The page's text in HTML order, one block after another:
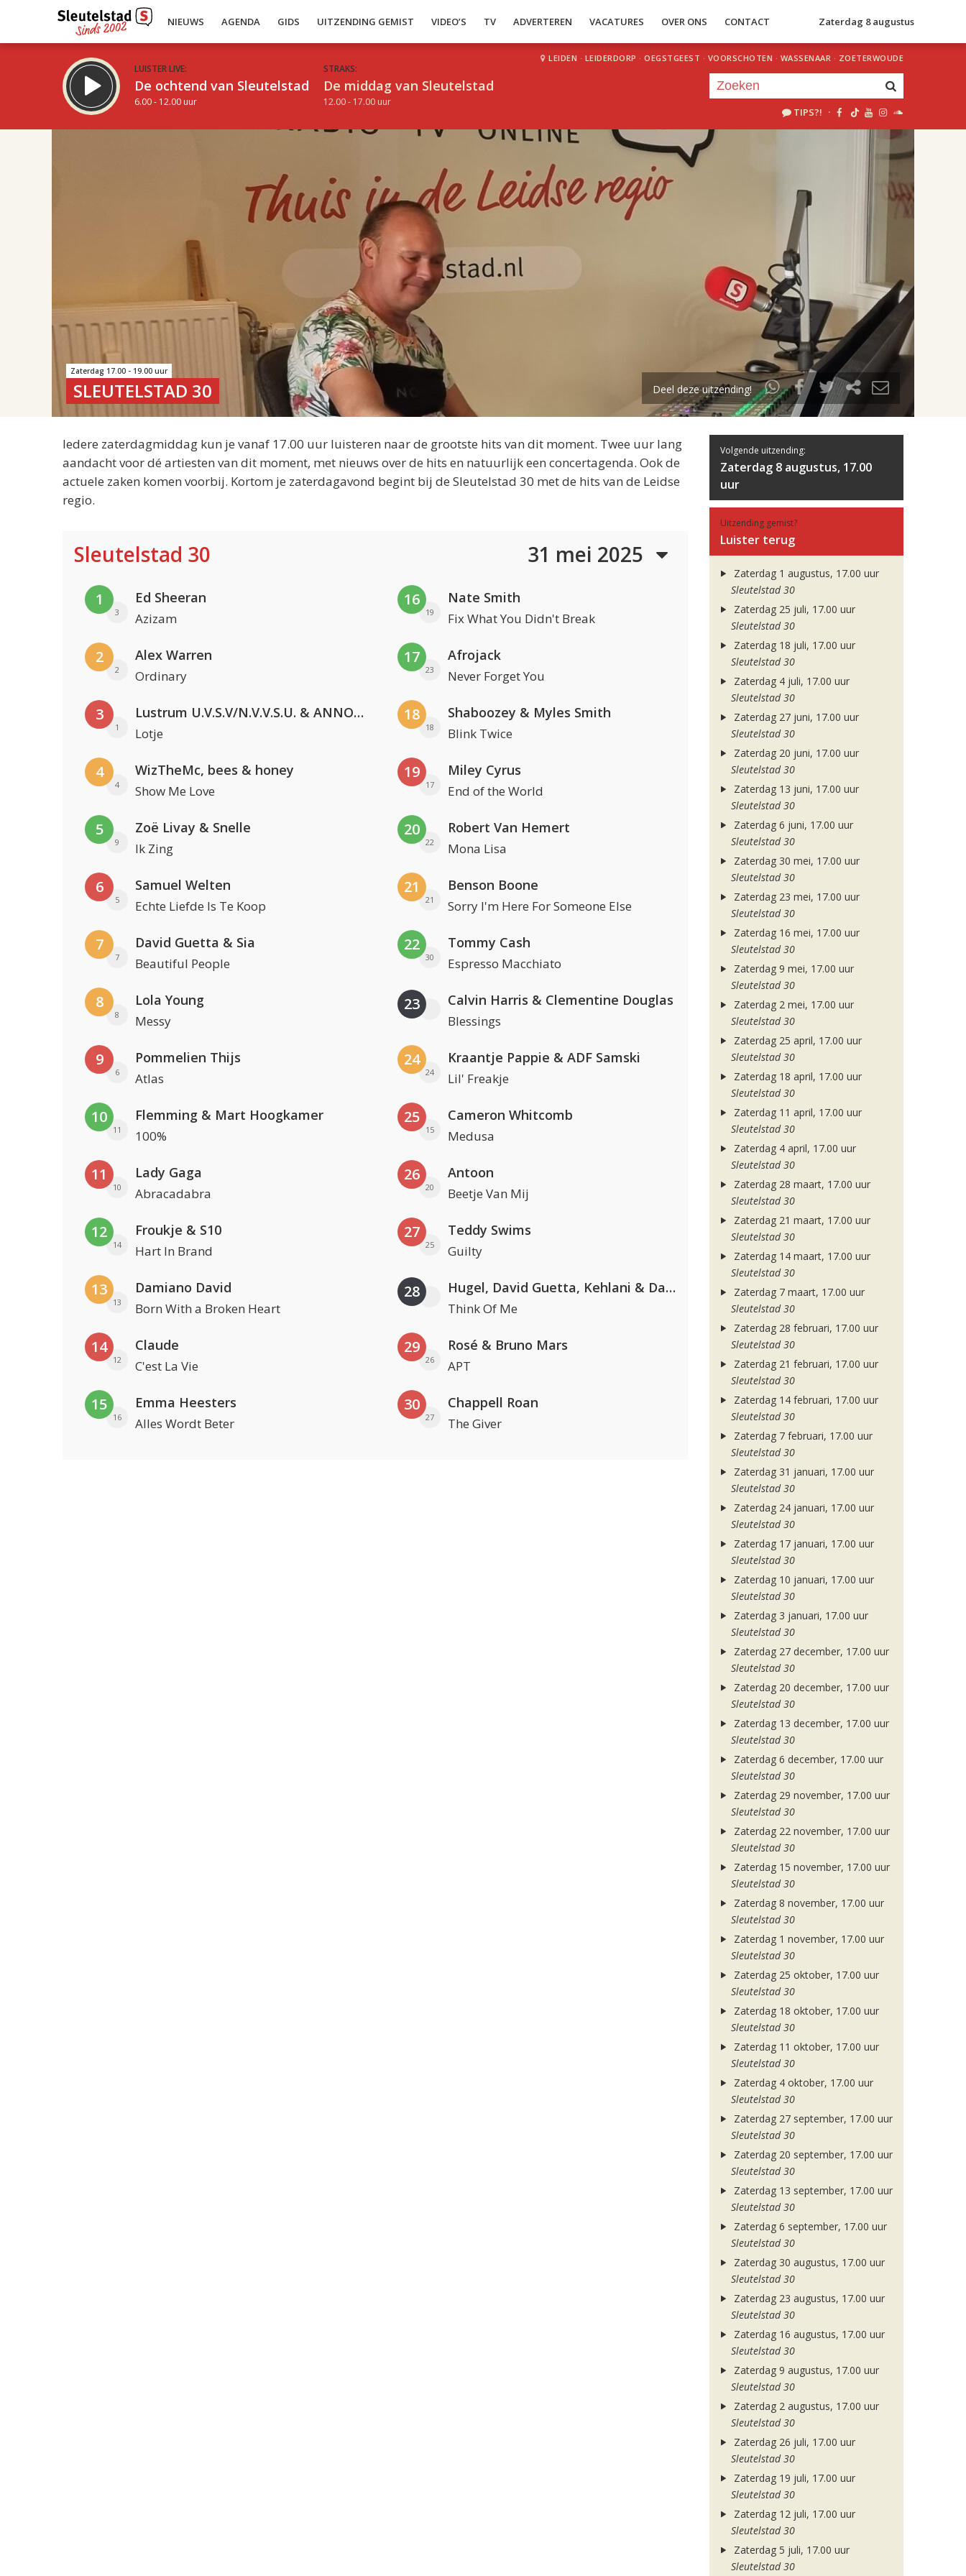
NIEUWS AGENDA GIDS UITZENDING GEMIST VIDEO’S TV ADVERTEREN VACATURES OVER ONS CONTACT Zaterdag 8 augustus
LUISTER LIVE:
De ochtend van Sleutelstad
6.00 - 12.00 uur
STRAKS:
De middag van Sleutelstad
12.00 - 17.00 uur
LEIDEN · LEIDERDORP · OEGSTGEEST · VOORSCHOTEN · WASSENAAR · ZOETERWOUDE
TIPS?! ·
uur 1 van 2
Volgend uur
Zaterdag 17.00 - 19.00 uur
SLEUTELSTAD 30 Deel deze uitzending!
Iedere zaterdagmiddag kun je vanaf 17.00 uur luisteren naar de grootste hits van dit moment. Twee uur lang
aandacht voor dé artiesten van dit moment, met nieuws over de hits en natuurlijk een concertagenda. Ook de
actuele zaken komen voorbij. Kortom je zaterdagavond begint bij de Sleutelstad 30 met de hits van de Leidse
regio.
Sleutelstad 30 31 mei 2025
1
3
Ed Sheeran
Azizam
2
2
Alex Warren
Ordinary
3
1
Lustrum U.V.S.V/N.V.V.S.U. & ANNO ONS & Jopke van Dobbenburgh & Roeland Beelen
Lotje
4
4
WizTheMc, bees & honey
Show Me Love
5
9
Zoë Livay & Snelle
Ik Zing
6
5
Samuel Welten
Echte Liefde Is Te Koop
7
7
David Guetta & Sia
Beautiful People
8
8
Lola Young
Messy
9
6
Pommelien Thijs
Atlas
10
11
Flemming & Mart Hoogkamer
100%
11
10
Lady Gaga
Abracadabra
12
14
Froukje & S10
Hart In Brand
13
13
Damiano David
Born With a Broken Heart
14
12
Claude
C'est La Vie
15
16
Emma Heesters
Alles Wordt Beter
16
19
Nate Smith
Fix What You Didn't Break
17
23
Afrojack
Never Forget You
18
18
Shaboozey & Myles Smith
Blink Twice
19
17
Miley Cyrus
End of the World
20
22
Robert Van Hemert
Mona Lisa
21
21
Benson Boone
Sorry I'm Here For Someone Else
22
30
Tommy Cash
Espresso Macchiato
23 Calvin Harris & Clementine Douglas
Blessings
24
24
Kraantje Pappie & ADF Samski
Lil' Freakje
25
15
Cameron Whitcomb
Medusa
26
20
Antoon
Beetje Van Mij
27
25
Teddy Swims
Guilty
28 Hugel, David Guetta, Kehlani & Daecolm
Think Of Me
29
26
Rosé & Bruno Mars
APT
30
27
Chappell Roan
The Giver
Volgende uitzending:
Zaterdag 8 augustus, 17.00
uur
Uitzending gemist?
Luister terug
Zaterdag 1 augustus, 17.00 uur
Sleutelstad 30
Zaterdag 25 juli, 17.00 uur
Sleutelstad 30
Zaterdag 18 juli, 17.00 uur
Sleutelstad 30
Zaterdag 4 juli, 17.00 uur
Sleutelstad 30
Zaterdag 27 juni, 17.00 uur
Sleutelstad 30
Zaterdag 20 juni, 17.00 uur
Sleutelstad 30
Zaterdag 13 juni, 17.00 uur
Sleutelstad 30
Zaterdag 6 juni, 17.00 uur
Sleutelstad 30
Zaterdag 30 mei, 17.00 uur
Sleutelstad 30
Zaterdag 23 mei, 17.00 uur
Sleutelstad 30
Zaterdag 16 mei, 17.00 uur
Sleutelstad 30
Zaterdag 9 mei, 17.00 uur
Sleutelstad 30
Zaterdag 2 mei, 17.00 uur
Sleutelstad 30
Zaterdag 25 april, 17.00 uur
Sleutelstad 30
Zaterdag 18 april, 17.00 uur
Sleutelstad 30
Zaterdag 11 april, 17.00 uur
Sleutelstad 30
Zaterdag 4 april, 17.00 uur
Sleutelstad 30
Zaterdag 28 maart, 17.00 uur
Sleutelstad 30
Zaterdag 21 maart, 17.00 uur
Sleutelstad 30
Zaterdag 14 maart, 17.00 uur
Sleutelstad 30
Zaterdag 7 maart, 17.00 uur
Sleutelstad 30
Zaterdag 28 februari, 17.00 uur
Sleutelstad 30
Zaterdag 21 februari, 17.00 uur
Sleutelstad 30
Zaterdag 14 februari, 17.00 uur
Sleutelstad 30
Zaterdag 7 februari, 17.00 uur
Sleutelstad 30
Zaterdag 31 januari, 17.00 uur
Sleutelstad 30
Zaterdag 24 januari, 17.00 uur
Sleutelstad 30
Zaterdag 17 januari, 17.00 uur
Sleutelstad 30
Zaterdag 10 januari, 17.00 uur
Sleutelstad 30
Zaterdag 3 januari, 17.00 uur
Sleutelstad 30
Zaterdag 27 december, 17.00 uur
Sleutelstad 30
Zaterdag 20 december, 17.00 uur
Sleutelstad 30
Zaterdag 13 december, 17.00 uur
Sleutelstad 30
Zaterdag 6 december, 17.00 uur
Sleutelstad 30
Zaterdag 29 november, 17.00 uur
Sleutelstad 30
Zaterdag 22 november, 17.00 uur
Sleutelstad 30
Zaterdag 15 november, 17.00 uur
Sleutelstad 30
Zaterdag 8 november, 17.00 uur
Sleutelstad 30
Zaterdag 1 november, 17.00 uur
Sleutelstad 30
Zaterdag 25 oktober, 17.00 uur
Sleutelstad 30
Zaterdag 18 oktober, 17.00 uur
Sleutelstad 30
Zaterdag 11 oktober, 17.00 uur
Sleutelstad 30
Zaterdag 4 oktober, 17.00 uur
Sleutelstad 30
Zaterdag 27 september, 17.00 uur
Sleutelstad 30
Zaterdag 20 september, 17.00 uur
Sleutelstad 30
Zaterdag 13 september, 17.00 uur
Sleutelstad 30
Zaterdag 6 september, 17.00 uur
Sleutelstad 30
Zaterdag 30 augustus, 17.00 uur
Sleutelstad 30
Zaterdag 23 augustus, 17.00 uur
Sleutelstad 30
Zaterdag 16 augustus, 17.00 uur
Sleutelstad 30
Zaterdag 9 augustus, 17.00 uur
Sleutelstad 30
Zaterdag 2 augustus, 17.00 uur
Sleutelstad 30
Zaterdag 26 juli, 17.00 uur
Sleutelstad 30
Zaterdag 19 juli, 17.00 uur
Sleutelstad 30
Zaterdag 12 juli, 17.00 uur
Sleutelstad 30
Zaterdag 5 juli, 17.00 uur
Sleutelstad 30